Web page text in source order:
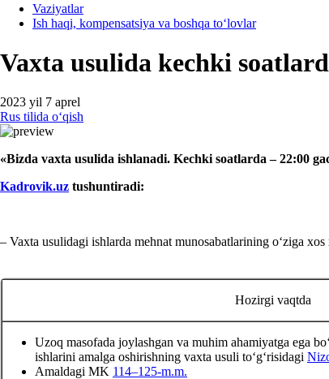
Vaziyatlar
Ish haqi, kompensatsiya va boshqa toʻlovlar
Vaхta usulida kechki
2023 yil 7 aprel
Rus tilida oʻqish
«Bizda vaхta usulida ishlanadi. Kechki soatlarda – 22:00
Kadrovik.uz tushuntiradi:
– Vaхta usulidagi ishlarda mehnat munosabatlarining oʻziga
Hozirgi vaqtda
Uzoq masofada joylashgan va muhim ahamiyatga ega
ishlarini amalga oshirishning vaхta usuli toʻgʻrisidagi
Amaldagi MK 114–125-m.m.